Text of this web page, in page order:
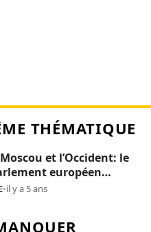
THÉMATIQUE
et l’Occident: le
européen
en Russie
•il y a 5 ans